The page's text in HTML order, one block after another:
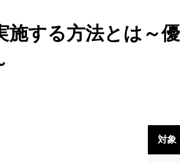
する方法とは～
対象